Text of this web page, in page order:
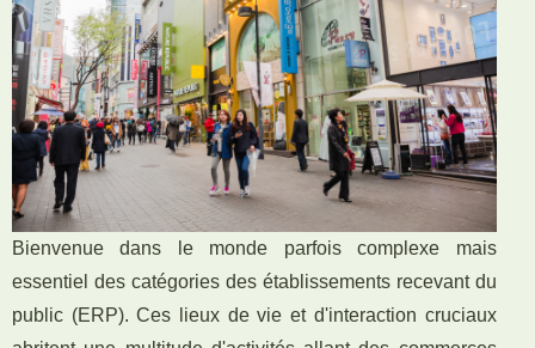
Bienvenue dans le monde parfois complexe mais
essentiel des catégories des établissements recevant du
public (ERP). Ces lieux de vie et d'interaction cruciaux